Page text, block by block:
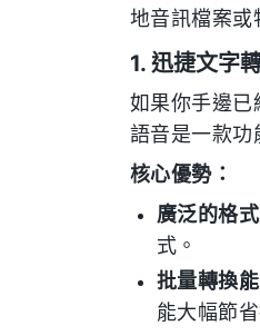
地音訊檔案或
1. 迅捷文字
如果你手邊已
語音是一款功
核心優勢：
廣泛的格
式。
批量轉換
能大幅節